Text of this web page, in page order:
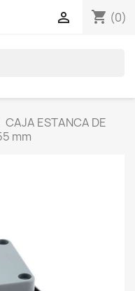
shopping_cart (0)

CAJA ESTANCA DE
mm